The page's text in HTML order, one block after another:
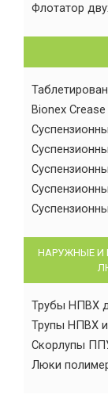
Флотатор
Bionex
НАРУЖНЫЕ И
Трубы НПВХ
Трупы НПВХ и
Скорлупы
Люки